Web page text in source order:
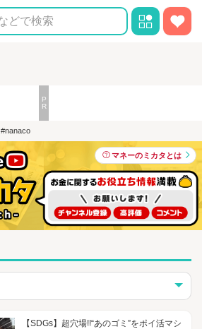
#nanaco
マネーのミカタとは
【SDGs】超穴場!!“あのゴミ”をポイ活マシ